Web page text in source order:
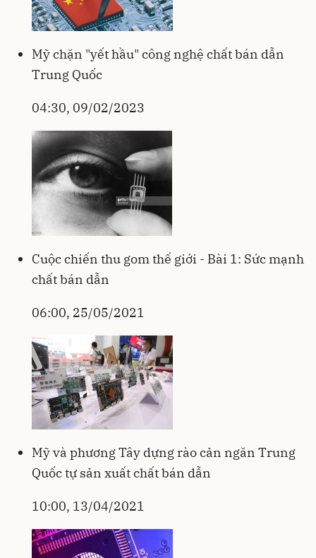
Mỹ chặn "yết hầu" công nghệ chất bán dẫn
Trung Quốc
04:30, 09/02/2023
Cuộc chiến thu gom thế giới - Bài 1: Sức mạnh
chất bán dẫn
06:00, 25/05/2021
Mỹ và phương Tây dựng rào cản ngăn Trung
Quốc tự sản xuất chất bán dẫn
10:00, 13/04/2021